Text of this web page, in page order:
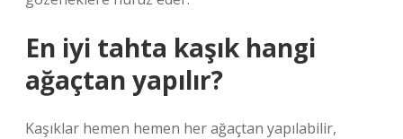
En iyi tahta kaşık hangi
ağaçtan yapılır?
Kaşıklar hemen hemen her ağaçtan yapılabilir,